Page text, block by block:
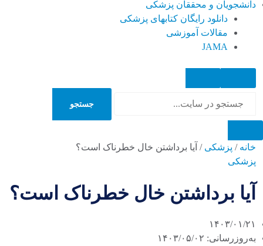
دانشجویان و محققان پزشکی
دانلود رایگان کتابهای پزشکی
مقالات آموزشی
JAMA
جستجو
خانه / پزشکی / آیا برداشتن خال خطرناک است؟
پزشکی
آیا برداشتن خال خطرناک است؟
۱۴۰۳/۰۱/۲۱
به‌روزرسانی: ۱۴۰۳/۰۵/۰۲